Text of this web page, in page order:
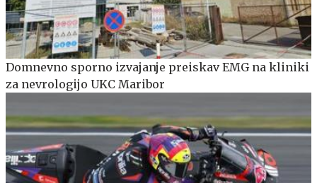
Domnevno sporno izvajanje preiskav EMG na kliniki
za nevrologijo UKC Maribor